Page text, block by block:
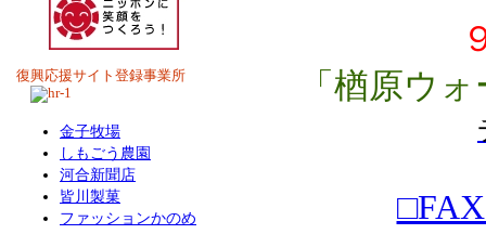
「楢原ウ
復興応援サイト登録事業所
金子牧場
しもごう農園
河合新聞店
皆川製菓
ファッションかのめ